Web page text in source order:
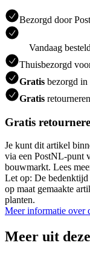
Bezorgd door
Vandaag
Thuisbezorgd
Gratis bezorgd
Gratis
Gratis
Je kunt dit artikel
via een PostNL-punt
bouwmarkt. Lees
Let op: De bedenktijd
op maat gemaakte
planten.
Meer informatie over
Meer uit